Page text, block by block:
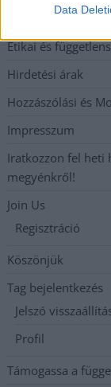
Data
Adatkezelési
Etikai és
Hirdetési árak
Hozzászólási és
Impresszum
Iratkozzon fel heti
megyénkről!
Join Us
Regisztráció
Köszönjük
Tag bejelentkezés
Jelszó
Profil
Támogassa a